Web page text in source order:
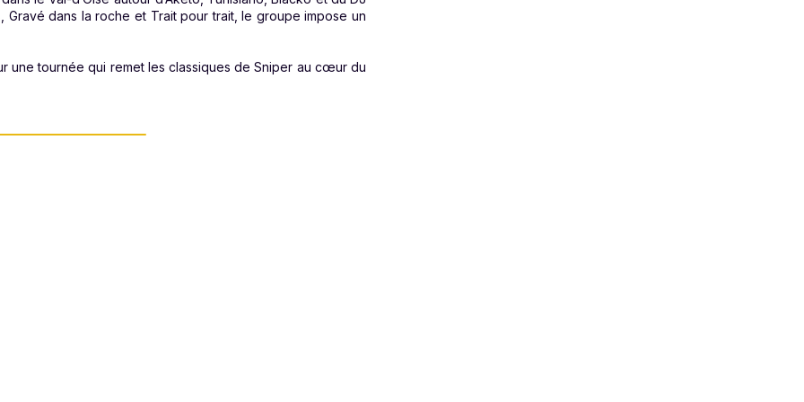
Gravé dans la roche et Trait pour trait, le groupe impose un
une tournée qui remet les classiques de Sniper au cœur du